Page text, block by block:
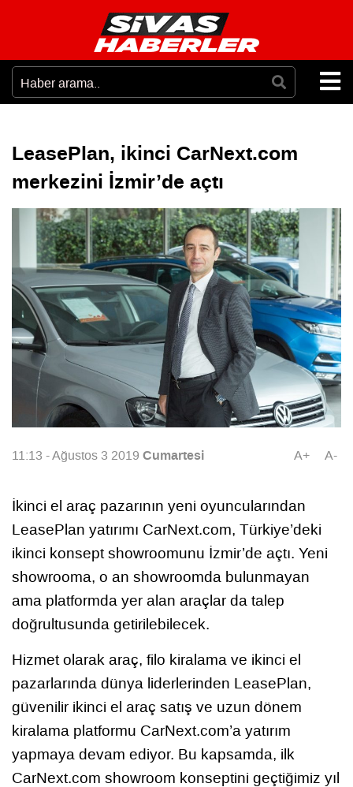
LeasePlan, ikinci CarNext.com
merkezini İzmir’de açtı
11:13 - Ağustos 3 2019 Cumartesi A+ A-
İkinci el araç pazarının yeni oyuncularından
LeasePlan yatırımı CarNext.com, Türkiye’deki
ikinci konsept showroomunu İzmir’de açtı. Yeni
showrooma, o an showroomda bulunmayan
ama platformda yer alan araçlar da talep
doğrultusunda getirilebilecek.
Hizmet olarak araç, filo kiralama ve ikinci el
pazarlarında dünya liderlerinden LeasePlan,
güvenilir ikinci el araç satış ve uzun dönem
kiralama platformu CarNext.com’a yatırım
yapmaya devam ediyor. Bu kapsamda, ilk
CarNext.com showroom konseptini geçtiğimiz yıl